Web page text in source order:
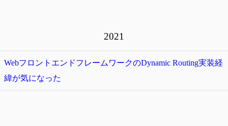
2021
WebフロントエンドフレームワークのDynamic Routing実装経
緯が気になった